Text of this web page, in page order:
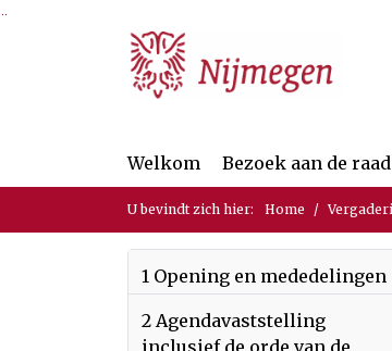
Ga naar de inhoud van deze pagina
Ga naar het zoeken
Ga naar het menu
Welkom Bezoek aan de raad
U bevindt zich hier: Home
1 Opening en mededelingen
2 Agendavaststelling
inclusief de orde van de